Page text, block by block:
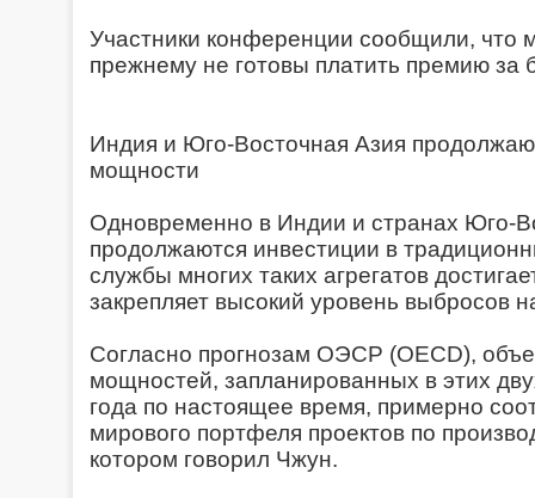
Участники конференции сообщили, что
прежнему не готовы платить премию за
Индия и Юго-Восточная Азия
мощности
Одновременно в Индии и странах Юго-
продолжаются инвестиции в
службы многих таких агрегатов
закрепляет высокий уровень выбросов
Согласно прогнозам ОЭСР (OECD),
мощностей, запланированных в этих
года по настоящее время, примерно
мирового портфеля проектов по
котором говорил Чжун.